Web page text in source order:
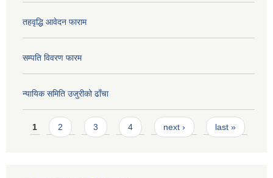
तहवृद्धि आवेदन फाराम
सम्पति विवरण फारम
न्यायिक समिति उजुरीको ढाँचा
Pages
1 2 3 4 next › last »